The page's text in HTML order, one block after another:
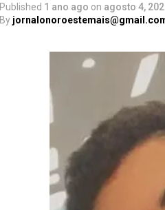
Published 1 ano ago on agosto 4,
By